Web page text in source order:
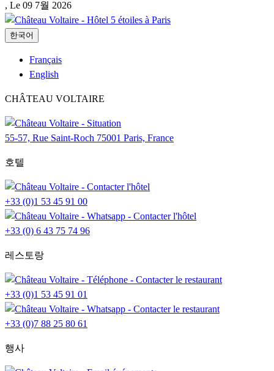
, Le 09 7월 2026
한국어
Français
English
CHÂTEAU VOLTAIRE
55-57, Rue Saint-Roch 75001 Paris, France
호텔
+33 (0)1 53 45 91 00
+33 (0) 6 43 75 74 96
레스토랑
+33 (0)1 53 45 91 01
+33 (0)7 88 25 80 61
행사